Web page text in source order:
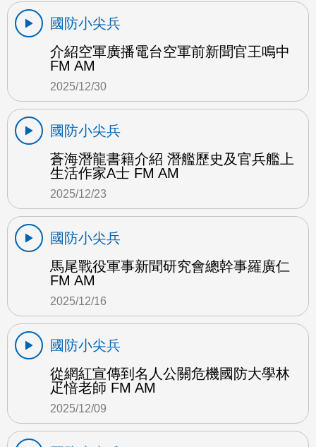
國防小尖兵
介紹空軍廣播電台空軍前新聞官王鳴中
FM AM
2025/12/30
國防小尖兵
蒼海潛龍書籍介紹 潛艦歷史及官兵艦上
生活作家A士 FM AM
2025/12/23
國防小尖兵
馬尾戰役軍事新聞研究會總幹事羅廣仁
FM AM
2025/12/16
國防小尖兵
從網紅宣傳到名人公關危機國防大學林
疋愔老師 FM AM
2025/12/09